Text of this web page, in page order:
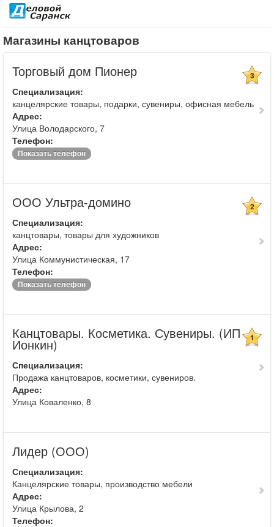
Магазины канцтоваров
Торговый дом Пионер 3
Специализация:
канцелярские товары, подарки, сувениры, офисная мебель
Адрес:
Улица Володарского, 7
Телефон:
Показать телефон
ООО Ультра-домино 2
Специализация:
канцтовары, товары для художников
Адрес:
Улица Коммунистическая, 17
Телефон:
Показать телефон
Канцтовары. Косметика. Сувениры. (ИП
Ионкин) 1
Специализация:
Продажа канцтоваров, косметики, сувениров.
Адрес:
Улица Коваленко, 8
Лидер (ООО)
Специализация:
Канцелярские товары, производство мебели
Адрес:
Улица Крылова, 2
Телефон: